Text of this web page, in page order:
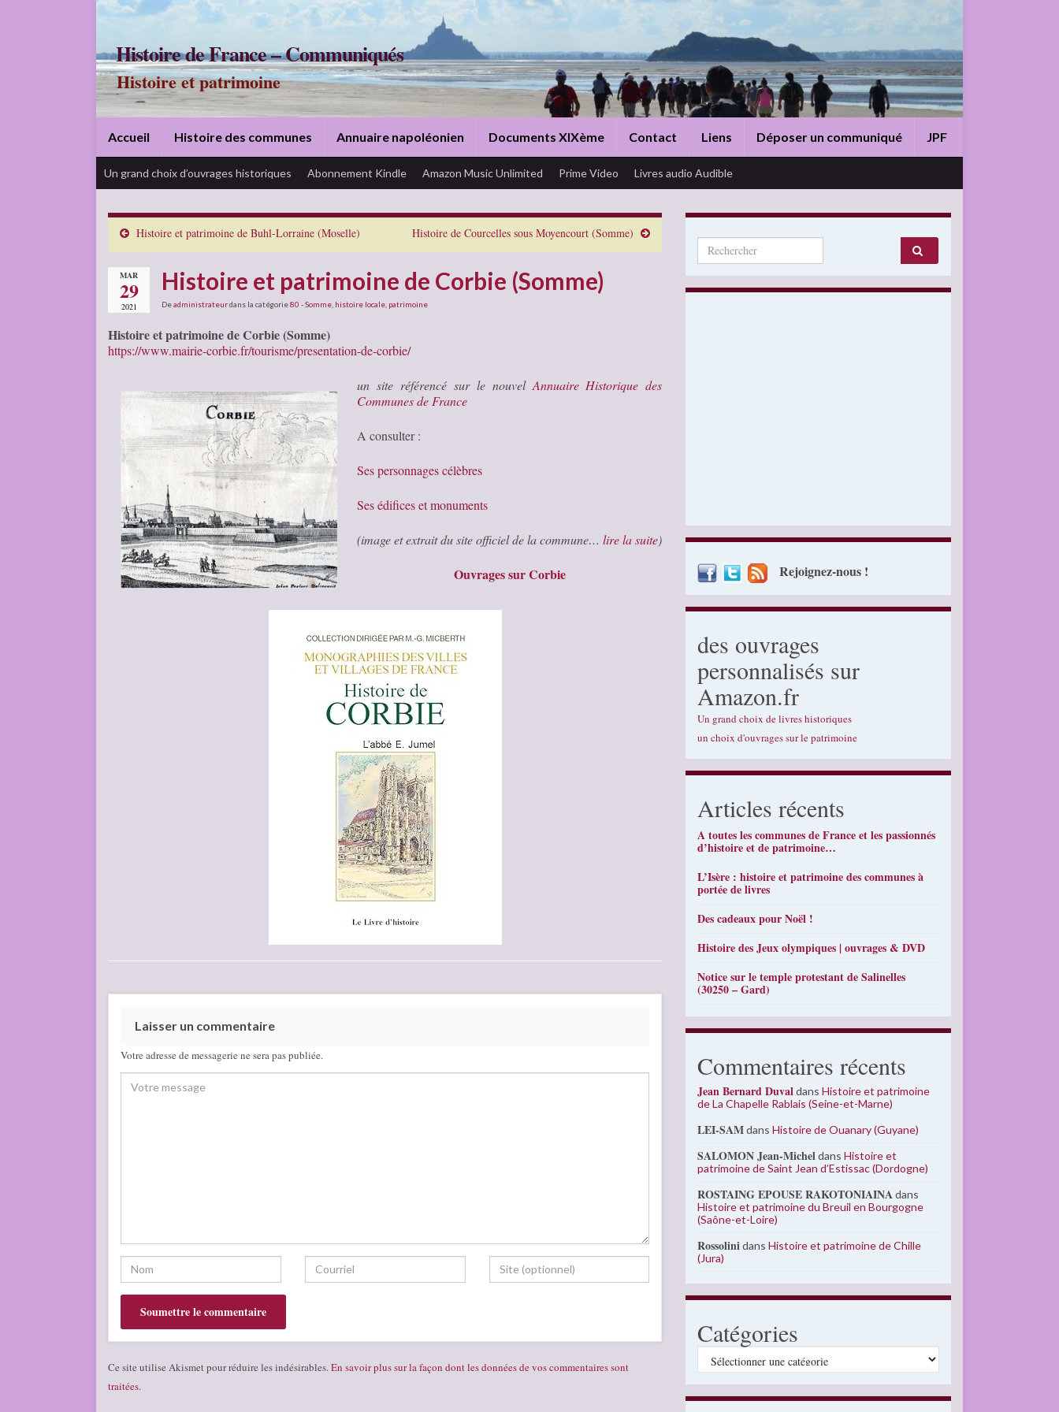
Histoire de France – Communiqués
Histoire et patrimoine
Accueil Histoire des communes Annuaire napoléonien Documents XIXème Contact Liens Déposer un communiqué JPF
Un grand choix d’ouvrages historiques Abonnement Kindle Amazon Music Unlimited Prime Video Livres audio Audible
Histoire et patrimoine de Buhl-Lorraine (Moselle) Histoire de Courcelles sous Moyencourt (Somme)
MAR
29
2021
Histoire et patrimoine de Corbie (Somme)
Deadministrateurdans la catégorie80 - Somme histoire locale patrimoine
Histoire et patrimoine de Corbie (Somme)
https://www.mairie-corbie.fr/tourisme/presentation-de-corbie/
un site référencé sur le nouvel Annuaire Historique des
Communes de France
A consulter :
Ses personnages célèbres
Ses édifices et monuments
(image et extrait du site officiel de la commune… lire la suite)
Ouvrages sur Corbie
Laisser un commentaire
Votre adresse de messagerie ne sera pas publiée.
Ce site utilise Akismet pour réduire les indésirables. En savoir plus sur la façon dont les données de vos commentaires sont
traitées.
Search for:
Rejoignez-nous !
des ouvrages
personnalisés sur
Amazon.fr
Un grand choix de livres historiques
un choix d'ouvrages sur le patrimoine
Articles récents
A toutes les communes de France et les passionnés
d’histoire et de patrimoine…
L’Isère : histoire et patrimoine des communes à
portée de livres
Des cadeaux pour Noël !
Histoire des Jeux olympiques | ouvrages & DVD
Notice sur le temple protestant de Salinelles
(30250 – Gard)
Commentaires récents
Jean Bernard DuvaldansHistoire et patrimoine
de La Chapelle Rablais (Seine-et-Marne)
LEI-SAMdansHistoire de Ouanary (Guyane)
SALOMON Jean-MicheldansHistoire et
patrimoine de Saint Jean d’Estissac (Dordogne)
ROSTAING EPOUSE RAKOTONIAINAdans
Histoire et patrimoine du Breuil en Bourgogne
(Saône-et-Loire)
RossolinidansHistoire et patrimoine de Chille
(Jura)
Catégories
Catégories